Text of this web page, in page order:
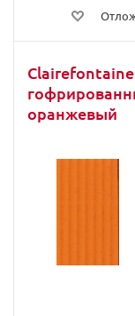
оранжевый